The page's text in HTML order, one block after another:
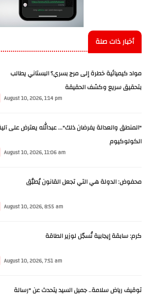
أخبار ذات صلة
مواد كيميائية خطرة إلى مرج بسري؟ البستاني يطالب
بتحقيق سريع وكشف الحقيقة
August 10, 2026, 1:14 pm
"المنطق والعدالة يفرضان ذلك"... عبدالله يعترض على
الكولوكيوم
August 10, 2026, 11:06 am
محفوض: الدولة هي التي تجعل القانون يُطبَّق
August 10, 2026, 8:55 am
كرم: سابقة إيجابية تُسجّل لوزير الطاقة
August 10, 2026, 7:51 am
توقيف رياض سلامة.. جميل السيد يتحدث عن "رسالة